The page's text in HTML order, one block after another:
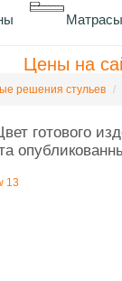
Матрасы
Цены на
решения стульев
готового